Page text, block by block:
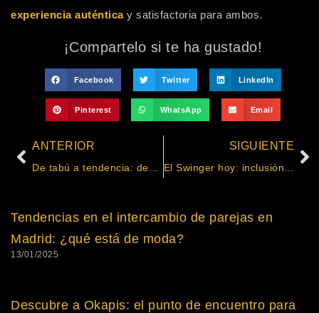
experiencia auténtica y satisfactoria para ambos.
¡Compartelo si te ha gustado!
Facebook Twitter LinkedIn
Pinterest WhatsApp Email
ANTERIOR SIGUIENTE
Tendencias en el intercambio de parejas en
Madrid: ¿qué está de moda?
13/01/2025
Descubre a Okapis: el punto de encuentro para